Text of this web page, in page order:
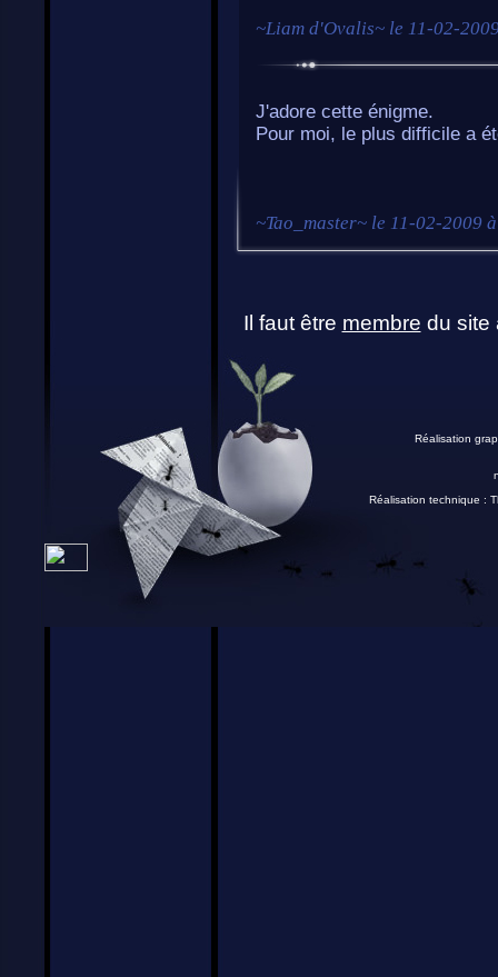
~Liam d'Ovalis~ le 11-02-
J'adore cette énigme.
Pour moi, le plus difficile a
~Tao_master~ le 11-02-2009
Il faut être membre du site
Réalisation
Réalisation technique :